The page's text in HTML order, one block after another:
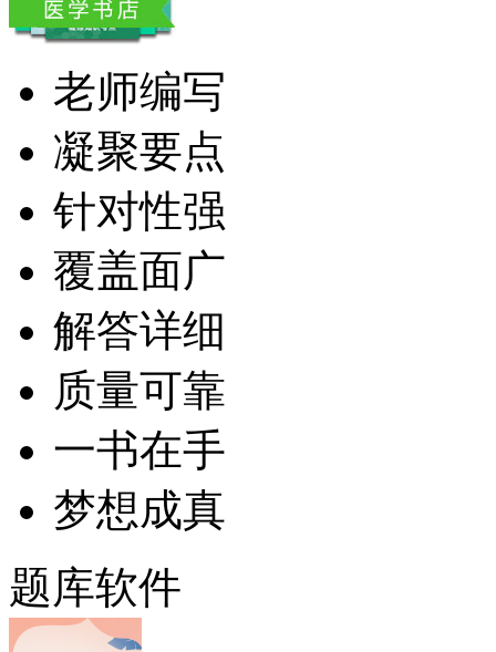
老师编写
凝聚要点
针对性强
覆盖面广
解答详细
质量可靠
一书在手
梦想成真
题库软件